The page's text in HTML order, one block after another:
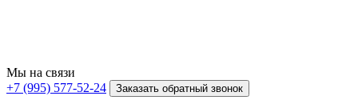
Мы на связи
+7 (995) 577-52-24
Заказать обратный звонок